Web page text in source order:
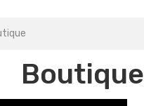
Boutique